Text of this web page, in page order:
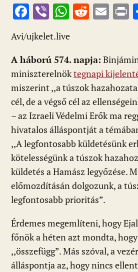
F
ac
e
b
o
o
k
Vi
b
er
W
at
s
A
p
p
R
di
t
E
l
Avi/ujkelet.live
A háború 574. napja:
miniszterelnöktegnapi
miszerint ,,a túszok
cél, de a végső cél az
– az Izraeli Védelmi Erők ma
hivatalos álláspontját a
,,A legfontosabb küldetésünk
kötelességünk a túszok
küldetés a Hamász legyőzése.
előmozdításán dolgozunk, a
legfontosabb prioritás”.
Érdemes megemlíteni, hogy
főnök a héten azt mondta,
,,összefügg”. Más szóval, a
álláspontja az, hogy nincs